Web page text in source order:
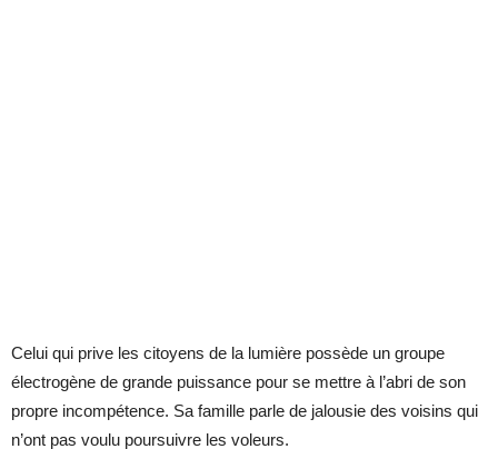
Celui qui prive les citoyens de la lumière possède un groupe
électrogène de grande puissance pour se mettre à l’abri de son
propre incompétence. Sa famille parle de jalousie des voisins qui
n’ont pas voulu poursuivre les voleurs.